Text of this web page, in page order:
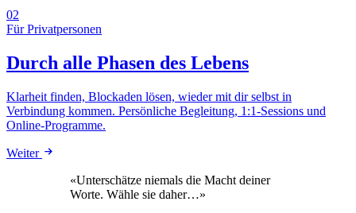
02
Für Privatpersonen
Durch alle Phasen des Lebens
Klarheit finden, Blockaden lösen, wieder mit dir selbst in
Verbindung kommen. Persönliche Begleitung, 1:1-Sessions und
Online-Programme.
Weiter
«Unterschätze niemals die Macht deiner
Worte. Wähle sie daher…»